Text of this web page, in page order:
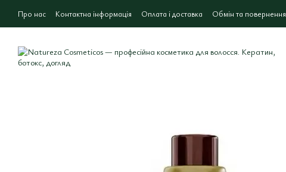
Перейти до основного контенту
Про нас Контактна інформація Оплата і доставка Обмін та повернення